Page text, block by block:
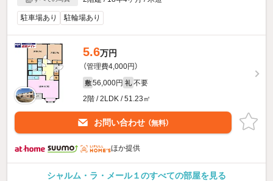
駐車場あり 駐輪場あり
5.6万円
（管理費4,000円）
敷 56,000円 礼 不要
2階 / 2LDK / 51.23㎡
お問い合わせ （無料）
ほか提供
シャルム・ラ・メール１のすべての部屋を見る